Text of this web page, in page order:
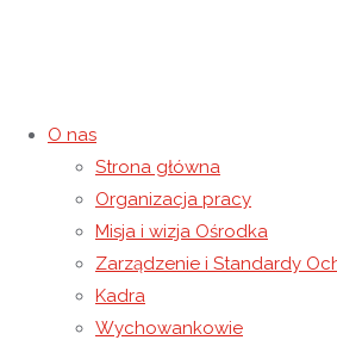
O nas
Strona główna
Organizacja pracy
Misja i wizja Ośrodka
Zarządzenie i Standardy
Kadra
Wychowankowie
Oświadzczenie
powrotu do zajęć